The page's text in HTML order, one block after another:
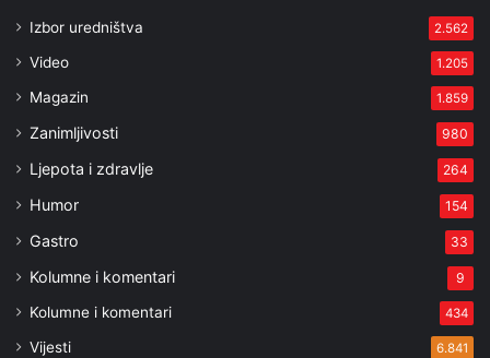
Izbor uredništva 2.562
Video 1.205
Magazin 1.859
Zanimljivosti 980
Ljepota i zdravlje 264
Humor 154
Gastro 33
Kolumne i komentari 9
Kolumne i komentari 434
Vijesti 6.841